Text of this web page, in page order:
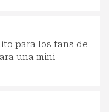
para los fans de
una mini